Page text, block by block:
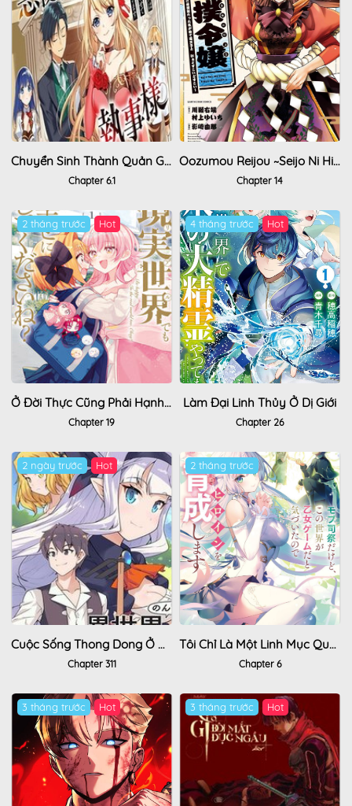
Chuyển Sinh Thành Quản Gia Học Việc
Chapter 6.1
Oozumou Reijou ~Seijo Ni Hirateuchi Wo Kuratta Shunkan Sumou Budatta Zense Wo Omoidashita Akuyaku Reijou No Watashi Wa Sute Neko Ouji Ni Chanko Wo Furumaitai Haadosukoidosukoi~
Chapter 14
2 tháng trước Hot
Ở Đời Thực Cũng Phải Hạnh Phúc Nhé!
Chapter 19
4 tháng trước Hot
Làm Đại Linh Thủy Ở Dị Giới
Chapter 26
2 ngày trước Hot
Cuộc Sống Thong Dong Ở Dị Thế Giới
Chapter 311
2 tháng trước
Tôi Chỉ Là Một Linh Mục Quần Chúng, Nhưng Vì Nhận Ra Thế Giới Này Là Một Trò Chơi Otome Nên Tôi Sẽ Nuôi Dạy Nữ Chính.
Chapter 6
3 tháng trước Hot 3 tháng trước Hot